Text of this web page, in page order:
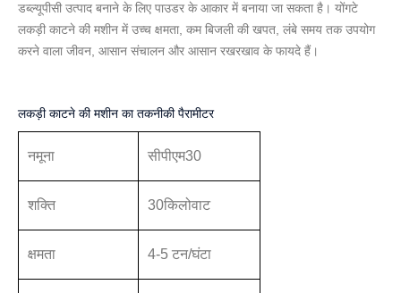
डब्ल्यूपीसी उत्पाद बनाने के लिए पाउडर के आकार में बनाया जा सकता है। योंगटे
लकड़ी काटने की मशीन में उच्च क्षमता, कम बिजली की खपत, लंबे समय तक उपयोग
करने वाला जीवन, आसान संचालन और आसान रखरखाव के फायदे हैं।
लकड़ी काटने की मशीन का तकनीकी पैरामीटर
नमूना सीपीएम30
शक्ति 30किलोवाट
क्षमता 4-5 टन/घंटा